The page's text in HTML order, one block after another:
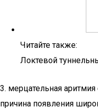
Читайте также:
Локтевой
3. мерцательная
причина появления